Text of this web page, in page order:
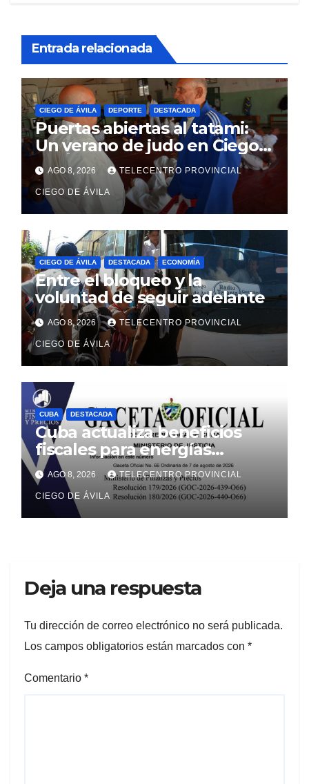
Entrada relacionada
CIEGO DE ÁVILA DEPORTE DESTACADA
Puertas abiertas al tatami:
Un verano de judo en Ciego
de Ávila
AGO 8, 2026 TELECENTRO PROVINCIAL
CIEGO DE ÁVILA
CIEGO DE ÁVILA DESTACADA ECONOMÍA
Entre el bloqueo y la
voluntad de seguir adelante
AGO 8, 2026 TELECENTRO PROVINCIAL
CIEGO DE ÁVILA
CUBA DESTACADA
Cuba actualiza beneficios
fiscales para energías
renovables con alcance a
sectores estatal y no estatal
AGO 8, 2026 TELECENTRO PROVINCIAL
CIEGO DE ÁVILA
Deja una respuesta
Tu dirección de correo electrónico no será publicada.
Los campos obligatorios están marcados con *
Comentario *